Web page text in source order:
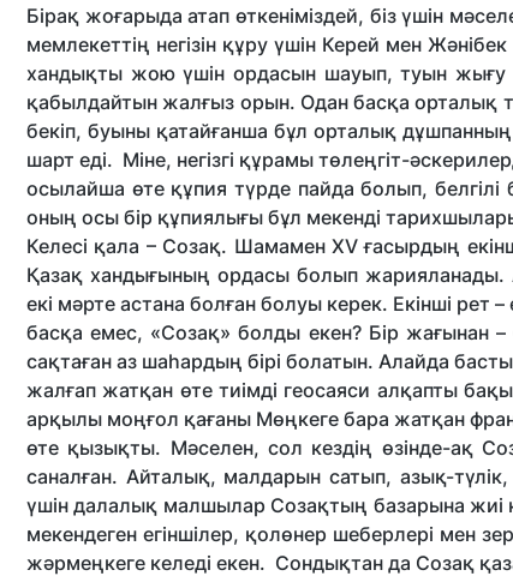
Бірақ жоғарыда атап өткеніміздей, біз үшін
мемлекеттің негізін құру үшін Керей мен
хандықты жою үшін ордасын шауып, туын жығу
қабылдайтын жалғыз орын. Одан басқа орталық
бекіп, буыны қатайғанша бұл орталық
шарт еді. Міне, негізгі құрамы төлеңгіт-
осылайша өте құпия түрде пайда болып,
оның осы бір құпиялығы бұл мекенді
Келесі қала – Созақ. Шамамен XV ғасырдың
Қазақ хандығының ордасы болып жарияланады.
екі мәрте астана болған болуы керек. Екінші рет
басқа емес, «Созақ» болды екен? Бір жағынан –
сақтаған аз шаһардың бірі болатын. Алайда
жалғап жатқан өте тиім­ді геосаяси алқапты
арқылы моңғол қағаны Мөңкеге бара жатқан
өте қызықты. Мәсе­лен, сол кездің өзінде-ақ
саналған. Айталық, малдарын сатып, азық-
үшін далалық малшылар Созақтың базарына жиі
мекендеген егіншілер, қолөнер шеберлері мен
жәрмеңкеге келеді екен. Сондықтан да Созақ